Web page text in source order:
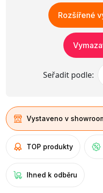
Rozšířené
Seřadit podle:
Vystaveno v
TOP produkty
Ihned k odběru